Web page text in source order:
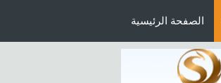
الصفحة الرئيسية